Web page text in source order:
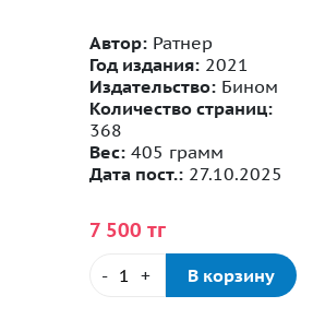
Автор: Ратнер
Год издания: 2021
Издательство: Бином
Количество страниц:
368
Вес: 405 грамм
Дата пост.: 27.10.2025
7 500 тг
- + В корзину